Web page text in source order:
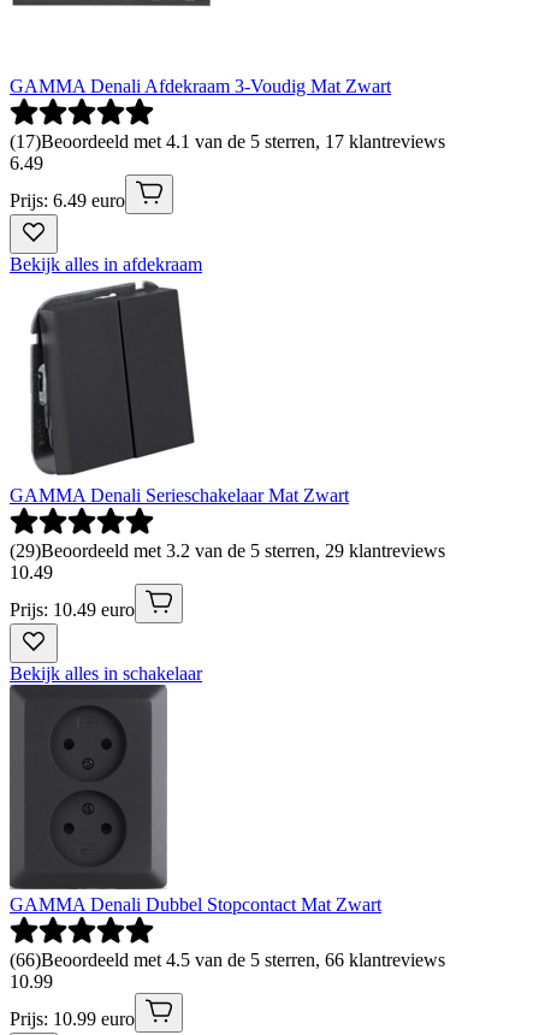
GAMMA Denali Afdekraam 3-Voudig Mat Zwart
(17)Beoordeeld met 4.1 van de 5 sterren, 17 klantreviews
6.49
Prijs: 6.49 euro
Bekijk alles in afdekraam
GAMMA Denali Serieschakelaar Mat Zwart
(29)Beoordeeld met 3.2 van de 5 sterren, 29 klantreviews
10.49
Prijs: 10.49 euro
Bekijk alles in schakelaar
GAMMA Denali Dubbel Stopcontact Mat Zwart
(66)Beoordeeld met 4.5 van de 5 sterren, 66 klantreviews
10.99
Prijs: 10.99 euro